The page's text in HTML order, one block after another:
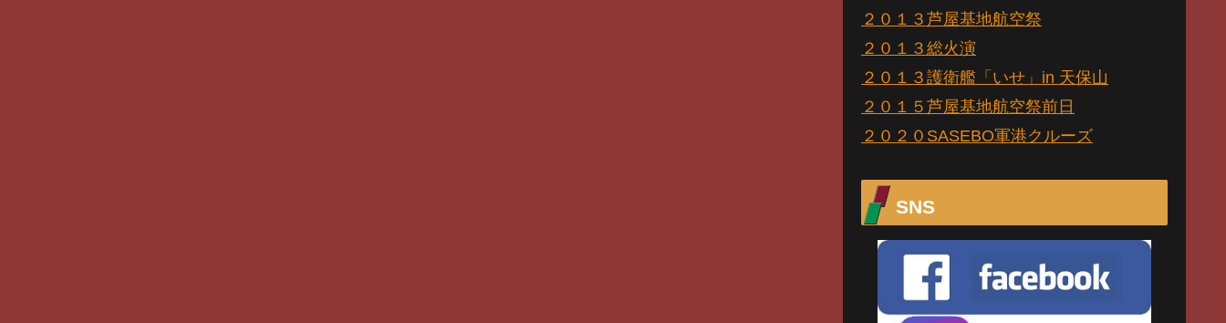
２０１３芦屋基地航空祭
２０１３総火演
２０１３護衛艦「いせ」in 天保山
２０１５芦屋基地航空祭前日
２０２０SASEBO軍港クルーズ
SNS